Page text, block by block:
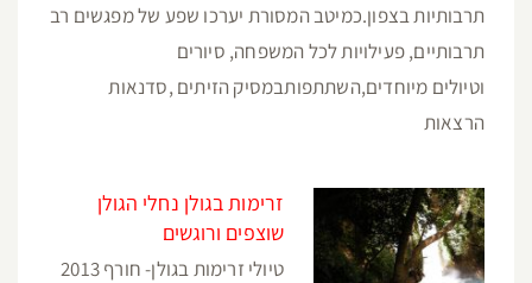
תרבותיות בצפון.כמיטב המסורת יערכו שפע של מפגשים רב
תרבותיים, פעילויות לכל המשפחה, סיורים
וטיולים מיוחדים,השתתפותבמסיק הזיתים ,סדנאות
הרצאות
זרימות בגולן נחלי הגולן
שוצפים ורוגשים
טיולי זרימות בגולן- חורף 2013